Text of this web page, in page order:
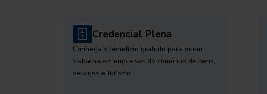
Credencial Plena
Conheça o benefício gratuito para quem
trabalha em empresas do comércio de bens,
serviços e turismo